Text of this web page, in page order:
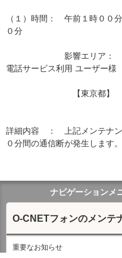
（１）時間：　午前１時００
０分
影響エリア：　下
電話サービス利用 ユーザー
【東京都】　　
詳細内容　：　上記メンテナ
０分間の通信断が発生します。
ナビゲーションメ
O-CNETフォンのメンテ
重要なお知らせ